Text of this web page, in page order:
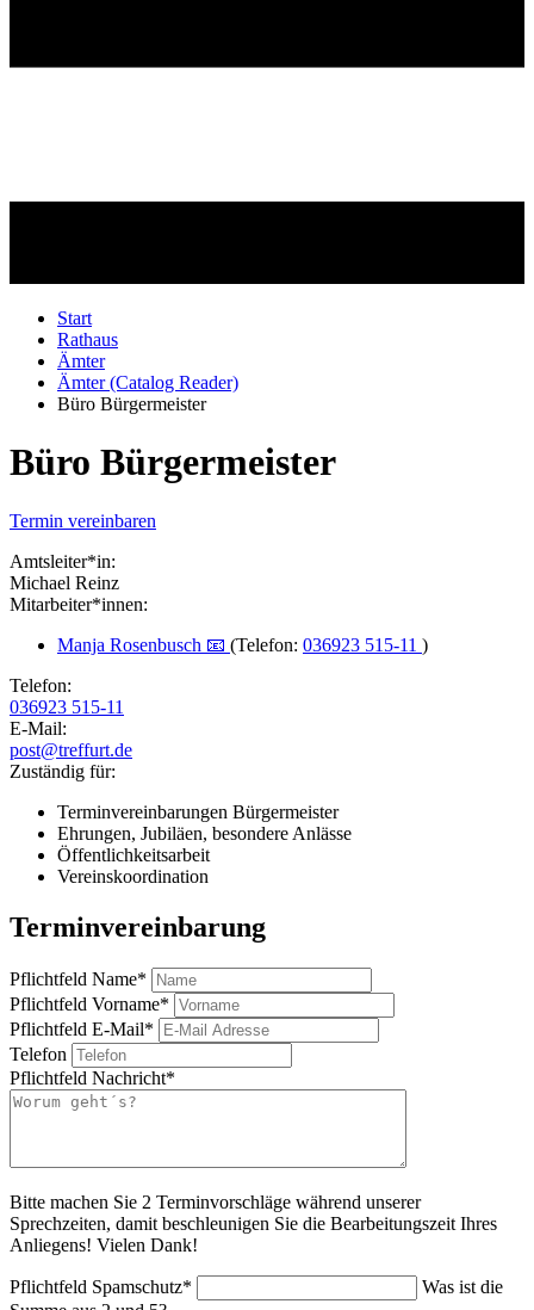
Start
Rathaus
Ämter
Ämter (Catalog Reader)
Büro Bürgermeister
Büro Bürgermeister
Termin vereinbaren
Amtsleiter*in:
Michael Reinz
Mitarbeiter*innen:
Manja Rosenbusch 📧 (Telefon: 036923 515-11 )
Telefon:
036923 515-11
E-Mail:
post@treffurt.de
Zuständig für:
Terminvereinbarungen Bürgermeister
Ehrungen, Jubiläen, besondere Anlässe
Öffentlichkeitsarbeit
Vereinskoordination
Terminvereinbarung
Pflichtfeld Name*
Pflichtfeld Vorname*
Pflichtfeld E-Mail*
Telefon
Pflichtfeld Nachricht*
Bitte machen Sie 2 Terminvorschläge während unserer
Sprechzeiten, damit beschleunigen Sie die Bearbeitungszeit Ihres
Anliegens! Vielen Dank!
Pflichtfeld Spamschutz*
Was ist die